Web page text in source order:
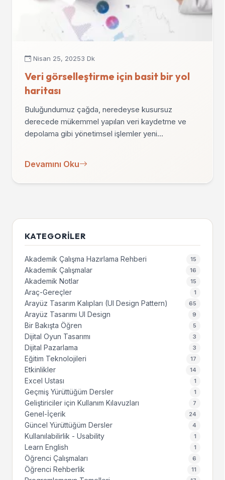
Nisan 25, 20253 Dk
Veri görselleştirme için basit bir yol
haritası
Buluğundumuz çağda, neredeyse kusursuz
derecede mükemmel yapılan veri kaydetme ve
depolama gibi yönetimsel işlemler yeni…
Devamını Oku
KATEGORILER
Akademik Çalışma Hazırlama Rehberi 15
Akademik Çalışmalar 16
Akademik Notlar 15
Araç-Gereçler 1
Arayüz Tasarım Kalıpları (UI Design Pattern) 65
Arayüz Tasarımı UI Design 9
Bir Bakışta Öğren 5
Dijital Oyun Tasarımı 3
Dijital Pazarlama 3
Eğitim Teknolojileri 17
Etkinlikler 14
Excel Ustası 1
Geçmiş Yürüttüğüm Dersler 1
Geliştiriciler için Kullanım Kılavuzları 7
Genel-İçerik 24
Güncel Yürüttüğüm Dersler 4
Kullanılabilirlik - Usability 1
Learn English 1
Öğrenci Çalışmaları 6
Öğrenci Rehberlik 11